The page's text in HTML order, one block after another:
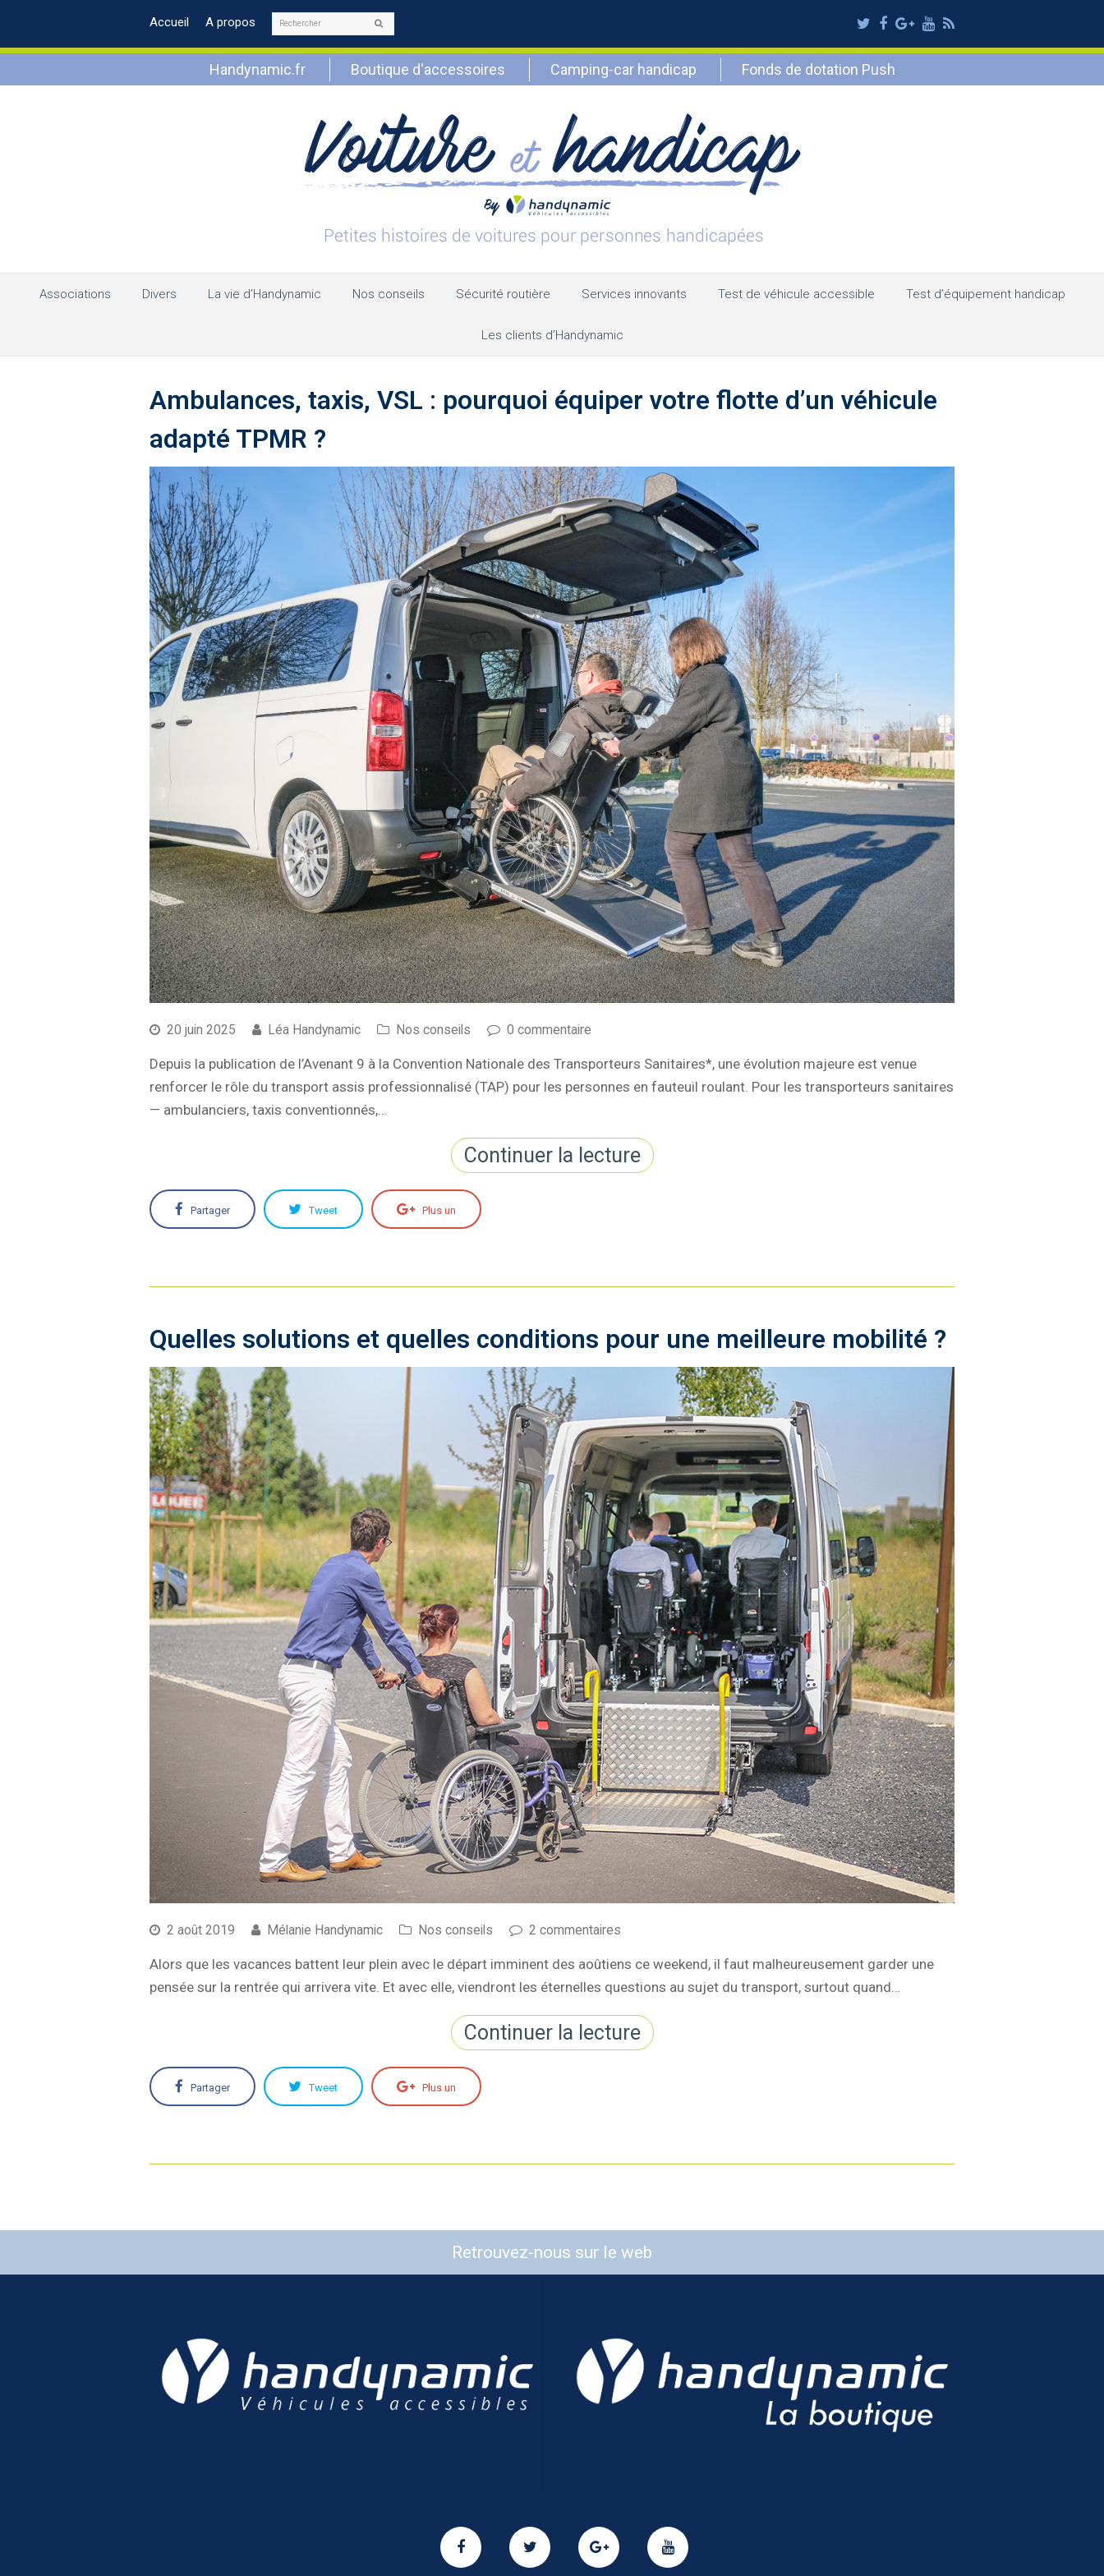
Accueil A propos Rechercher Twitter
Facebook
Google
Plus
Youtube
RSS
Handynamic.fr Boutique d'accessoires Camping-car handicap Fonds de dotation Push
Associations Divers La vie d’Handynamic Nos conseils Sécurité routière Services innovants Test de véhicule accessible Test d’équipement handicap
Les clients d’Handynamic
Ambulances, taxis, VSL : pourquoi équiper votre flotte d’un véhicule
adapté TPMR ?
20 juin 2025 Léa Handynamic Nos conseils 0 commentaire
Depuis la publication de l’Avenant 9 à la Convention Nationale des Transporteurs Sanitaires*, une évolution majeure est venue
renforcer le rôle du transport assis professionnalisé (TAP) pour les personnes en fauteuil roulant. Pour les transporteurs sanitaires
— ambulanciers, taxis conventionnés,…
Continuer la lecture
Partager Tweet Plus un
Quelles solutions et quelles conditions pour une meilleure mobilité ?
2 août 2019 Mélanie Handynamic Nos conseils 2 commentaires
Alors que les vacances battent leur plein avec le départ imminent des aoûtiens ce weekend, il faut malheureusement garder une
pensée sur la rentrée qui arrivera vite. Et avec elle, viendront les éternelles questions au sujet du transport, surtout quand…
Continuer la lecture
Partager Tweet Plus un
Retrouvez-nous sur le web